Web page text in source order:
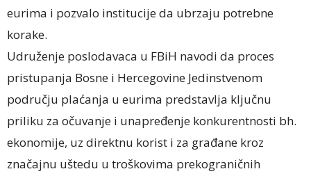
eurima i pozvalo institucije da ubrzaju potrebne
korake.
Udruženje poslodavaca u FBiH navodi da proces
pristupanja Bosne i Hercegovine Jedinstvenom
području plaćanja u eurima predstavlja ključnu
priliku za očuvanje i unapređenje konkurentnosti bh.
ekonomije, uz direktnu korist i za građane kroz
značajnu uštedu u troškovima prekograničnih